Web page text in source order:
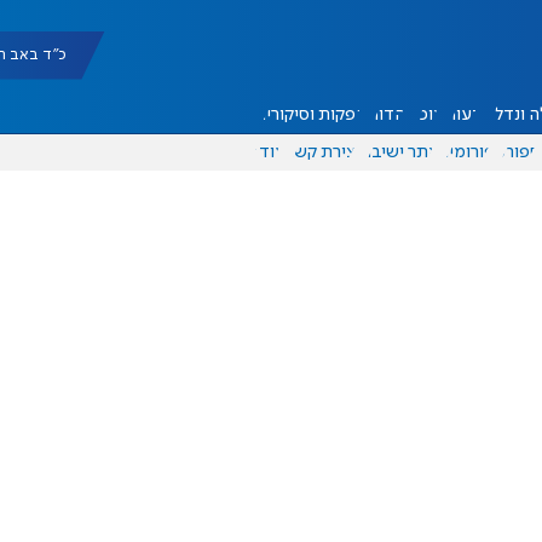
כ"ד באב תשפ"ו
ונדל"ן דעות אוכל יהדות הפקות וסיקורים
ספורט פורומים אתר ישיבה יצירת קשר עוד